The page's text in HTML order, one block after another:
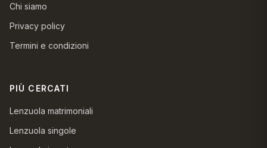
Chi siamo
Privacy policy
Termini e condizioni
PIÙ CERCATI
Lenzuola matrimoniali
Lenzuola singole